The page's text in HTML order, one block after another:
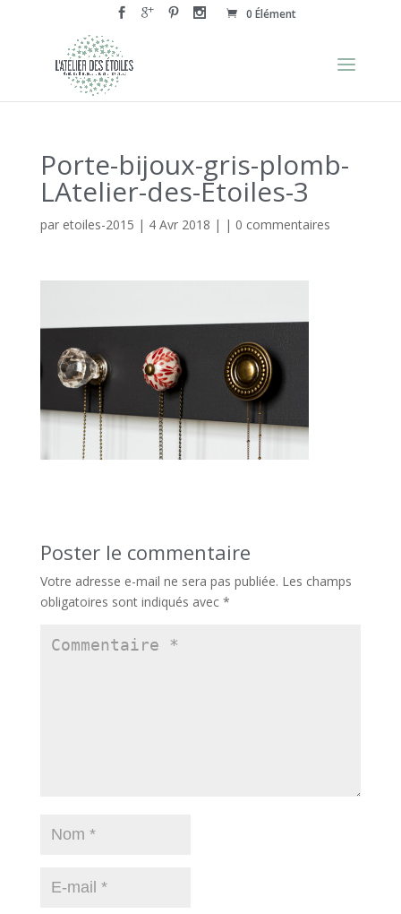
0 Élément
Porte-bijoux-gris-plomb-
LAtelier-des-Etoiles-3
par etoiles-2015 | 4 Avr 2018 | | 0 commentaires
Poster le commentaire
Votre adresse e-mail ne sera pas publiée. Les champs
obligatoires sont indiqués avec *